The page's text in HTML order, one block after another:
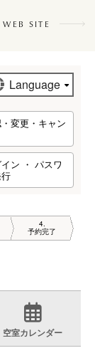
WEB SITE
変更・キャン
ン ・ パスワ
4
予約完了
空室カレンダー